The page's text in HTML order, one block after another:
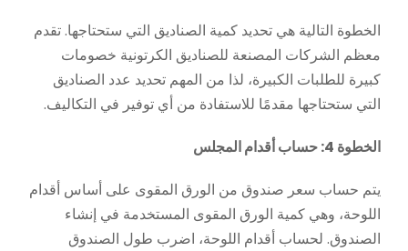
الخطوة التالية هي تحديد كمية الصناديق التي ستحتاجها. تقدم
معظم الشركات المصنعة للصناديق الكرتونية خصومات
كبيرة للطلبات الكبيرة، لذا من المهم تحديد عدد الصناديق
التي ستحتاجها مقدمًا للاستفادة من أي توفير في التكاليف.
الخطوة 4: حساب أقدام المجلس
يتم حساب سعر صندوق من الورق المقوى على أساس أقدام
اللوحة، وهي كمية الورق المقوى المستخدمة في إنشاء
الصندوق. لحساب أقدام اللوحة، اضرب طول الصندوق